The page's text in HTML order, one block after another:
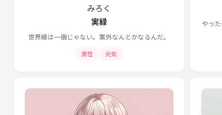
みろく
実緑
世界線は一個じゃない。案外なんとかなるんだ。
男性 元気
やっ